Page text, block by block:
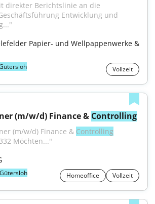
direkter Berichtslinie an die
Entwicklung und
Papier- und Wellpappenwerke &
Vollzeit
(m/w/d) Finance & Controlling
(m/w/d) Finance & Controlling
Möchten..."
Gütersloh Homeoffice Vollzeit